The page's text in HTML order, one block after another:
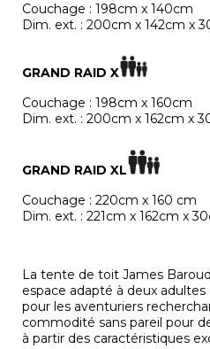
Couchage : 198cm x 140cm
Dim. ext. : 200cm x 142cm x
GRAND RAID X
Couchage : 198cm x 160cm
Dim. ext. : 200cm x 162cm x
GRAND RAID XL
Couchage : 220cm x 160 cm
Dim. ext. : 221cm x 162cm x
La tente de toit James
espace adapté à deux
pour les aventuriers
commodité sans pareil pour
à partir des caractéristiques